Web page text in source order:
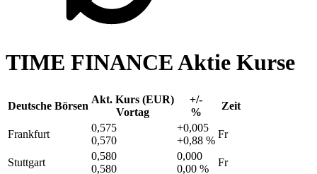
TIME FINANCE Aktie Kurse
Deutsche Börsen
Akt. Kurs (EUR)
Vortag
+/-
%
Zeit
Frankfurt
0,575
0,570
+0,005
+0,88 %
Fr
Stuttgart
0,580
0,580
0,000
0,00 %
Fr